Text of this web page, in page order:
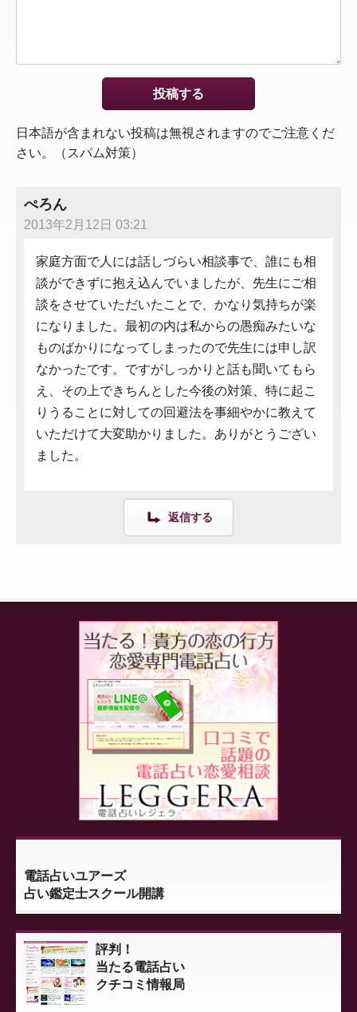
日本語が含まれない投稿は無視されますのでご注意くだ
さい。（スパム対策）
ぺろん
2013年2月12日 03:21
家庭方面で人には話しづらい相談事で、誰にも相
談ができずに抱え込んでいましたが、先生にご相
談をさせていただいたことで、かなり気持ちが楽
になりました。最初の内は私からの愚痴みたいな
ものばかりになってしまったので先生には申し訳
なかったです。ですがしっかりと話も聞いてもら
え、その上できちんとした今後の対策、特に起こ
りうることに対しての回避法を事細やかに教えて
いただけて大変助かりました。ありがとうござい
ました。
返信する
電話占いユアーズ
占い鑑定士スクール開講
評判！
当たる電話占い
クチコミ情報局